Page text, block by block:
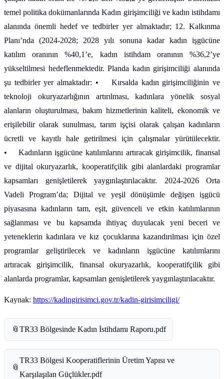
temel politika dokümanlarında Kadın girişimciliği ve kadın istihdamı
alanında önemli hedef ve tedbirler yer almaktadır; 12. Kalkınma
Planı’nda (2024-2028; 2028 yılı sonuna kadar kadın işgücüne
katılım oranının %40,1’e, kadın istihdam oranının %36,2’ye
yükseltilmesi hedeflenmektedir. Planda kadın girişimciliği alanında
şu tedbirler yer almaktadır: • Kırsalda kadın girişimciliğinin ve
teknoloji okuryazarlığının artırılması, kadınlara yönelik sosyal
alanların oluşturulması, bakım hizmetlerinin kaliteli, ekonomik ve
erişilebilir olarak sunulması, tarım işçisi olarak çalışan kadınların
ücretli ve kayıtlı hale getirilmesi için çalışmalar yürütülecektir.
• Kadınların işgücüne katılımlarını artıracak girişimcilik, finansal
ve dijital okuryazarlık, kooperatifçilik gibi alanlardaki programlar
kapsamları genişletilerek yaygınlaştırılacaktır. 2024-2026 Orta
Vadeli Program’da; Dijital ve yeşil dönüşümle değişen işgücü
piyasasına kadınların tam, eşit, güvenceli ve etkin katılımlarının
sağlanması ve bu kapsamda ihtiyaç duyulacak yeni beceri ve
yeteneklerin kadınlara ve kız çocuklarına kazandırılması için özel
programlar geliştirilecek ve kadınların işgücüne katılımlarını
artıracak girişimcilik, finansal okuryazarlık, kooperatifçilik gibi
alanlarda programlar, kapsamları genişletilerek yaygınlaştırılacaktır.
Kaynak: https://kadingirisimci.gov.tr/kadin-girisimciligi/
📎 TR33 Bölgesinde Kadın İstihdamı Raporu.pdf
📎
TR33 Bölgesi Kooperatiflerinin Üretim Yapısı ve
Karşılaşılan Güçlükler.pdf